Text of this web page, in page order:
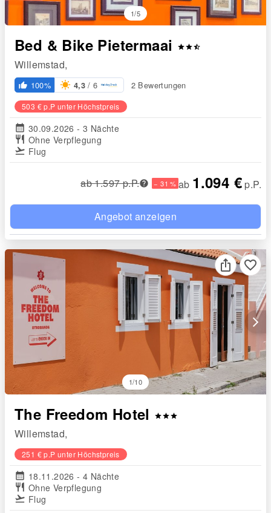
1/5
Bed & Bike Pietermaai starstarstar_half
Willemstad,
thumb_up_alt 100% 4,3 / 6 2 Bewertungen
503 € p.P unter Höchstpreis
calendar_month 30.09.2026 - 3 Nächte
restaurant Ohne Verpflegung
flight_takeoff Flug
ab 1.597 p.P. − 31 % ab 1.094 € p.P.
Angebot anzeigen
arrow_forward_ios
1/10
favorite_border
The Freedom Hotel starstarstar
Willemstad,
251 € p.P unter Höchstpreis
calendar_month 18.11.2026 - 4 Nächte
restaurant Ohne Verpflegung
flight_takeoff Flug